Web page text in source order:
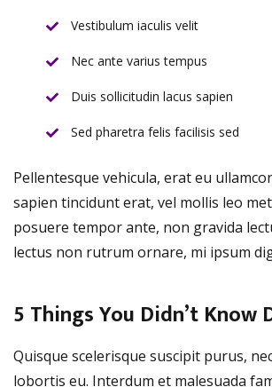
Vestibulum iaculis velit
Nec ante varius tempus
Duis sollicitudin lacus sapien
Sed pharetra felis facilisis sed
Pellentesque vehicula, erat eu
sapien tincidunt erat, vel mollis leo
posuere tempor ante, non gravida
lectus non rutrum ornare, mi ipsum
5 Things You Didn’t Know
Quisque scelerisque suscipit purus,
lobortis eu. Interdum et malesuada